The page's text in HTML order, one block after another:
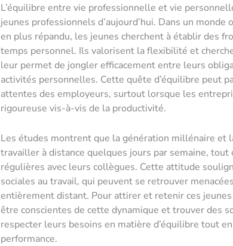
L’équilibre entre vie professionnelle et vie
jeunes professionnels d’aujourd’hui. Dans un
en plus répandu, les jeunes cherchent à établir des
temps personnel. Ils valorisent la flexibilité et
leur permet de jongler efficacement entre leurs
activités personnelles. Cette quête d’équilibre peut
attentes des employeurs, surtout lorsque les
rigoureuse vis-à-vis de la productivité.
Les études montrent que la génération millénaire et
travailler à distance quelques jours par semaine,
régulières avec leurs collègues. Cette attitude
sociales au travail, qui peuvent se retrouver
entièrement distant. Pour attirer et retenir ces
être conscientes de cette dynamique et trouver des
respecter leurs besoins en matière d’équilibre tout
performance.